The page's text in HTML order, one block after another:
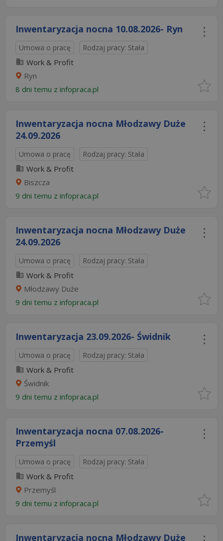
Inwentaryzacja nocna 10.08.2026- Ryn
Umowa o pracę Rodzaj pracy: Stała
Work & Profit
Ryn
8 dni temu z infopraca.pl
Inwentaryzacja nocna Młodzawy Duże
24.09.2026
Umowa o pracę Rodzaj pracy: Stała
Work & Profit
Biszcza
9 dni temu z infopraca.pl
Inwentaryzacja nocna Młodzawy Duże
24.09.2026
Umowa o pracę Rodzaj pracy: Stała
Work & Profit
Młodzawy Duże
9 dni temu z infopraca.pl
Inwentaryzacja 23.09.2026- Świdnik
Umowa o pracę Rodzaj pracy: Stała
Work & Profit
Świdnik
9 dni temu z infopraca.pl
Inwentaryzacja nocna 07.08.2026-
Przemyśl
Umowa o pracę Rodzaj pracy: Stała
Work & Profit
Przemyśl
9 dni temu z infopraca.pl
Inwentaryzacja nocna Młodzawy Duże